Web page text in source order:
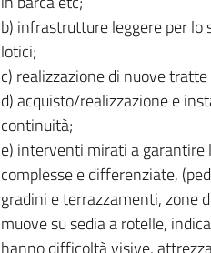
b) infrastrutture leggere per
lotici;
c) realizzazione di nuove
d) acquisto/realizzazione e
continuità;
e) interventi mirati a garantire
complesse e differenziate,
gradini e terrazzamenti, zone
muove su sedia a rotelle,
hanno difficoltà visive,